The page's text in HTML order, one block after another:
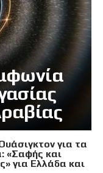
για τα
«Σαφής και
για Ελλάδα και